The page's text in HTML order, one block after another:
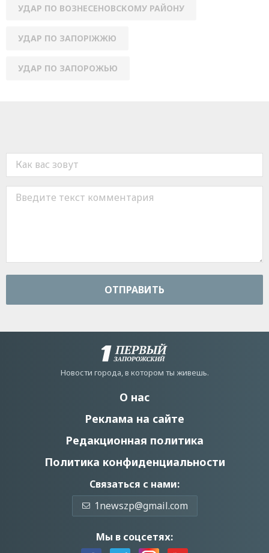
УДАР ПО ВОЗНЕСЕНОВСКОМУ РАЙОНУ
УДАР ПО ЗАПОРІЖЖЮ
УДАР ПО ЗАПОРОЖЬЮ
ОТПРАВИТЬ
Новости города, в котором ты живешь.
О нас
Реклама на сайте
Редакционная политика
Политика конфиденциальности
Связаться с нами:
1newszp@gmail.com
Мы в соцсетях: